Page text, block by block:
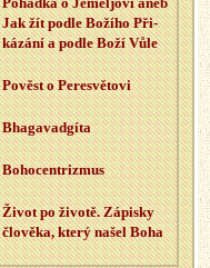
Jak žít podle Bo­ží­ho Při­
ká­zá­ní a podle Boží Vůle
Po­věst o Pe­re­svě­to­vi
Bha­ga­vad­gí­ta
Bo­ho­cen­t­rizmus
Život po ži­vo­tě. Zá­pis­ky
člo­vě­ka, který našel Boha